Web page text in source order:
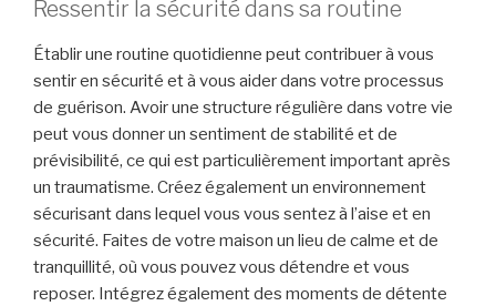
Ressentir la sécurité dans sa routine
Établir une routine quotidienne peut contribuer à vous
sentir en sécurité et à vous aider dans votre processus
de guérison. Avoir une structure régulière dans votre vie
peut vous donner un sentiment de stabilité et de
prévisibilité, ce qui est particulièrement important après
un traumatisme. Créez également un environnement
sécurisant dans lequel vous vous sentez à l’aise et en
sécurité. Faites de votre maison un lieu de calme et de
tranquillité, où vous pouvez vous détendre et vous
reposer. Intégrez également des moments de détente